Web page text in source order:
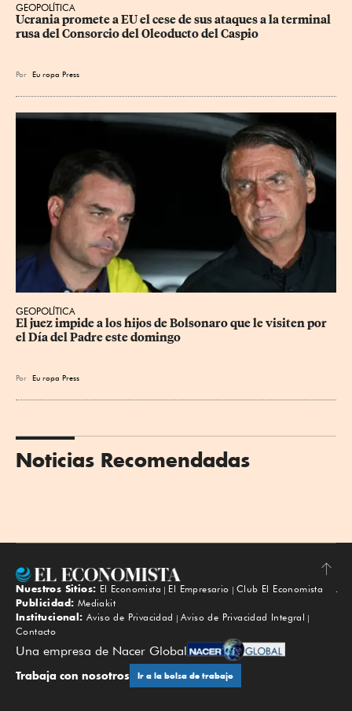
GEOPOLÍTICA
Ucrania promete a EU el cese de sus ataques a la terminal
rusa del Consorcio del Oleoducto del Caspio
Por Eu ropa Press
GEOPOLÍTICA
El juez impide a los hijos de Bolsonaro que le visiten por
el Día del Padre este domingo
Por Eu ropa Press
Noticias Recomendadas
Subir
Nuestros Sitios: El Economista El Empresario
Club El Economista
Publicidad: Mediakit
Institucional: Aviso de Privacidad
Aviso de Privacidad Integral
Contacto
Una empresa de Nacer Global
Trabaja con nosotros Ir a la bolsa de trabajo